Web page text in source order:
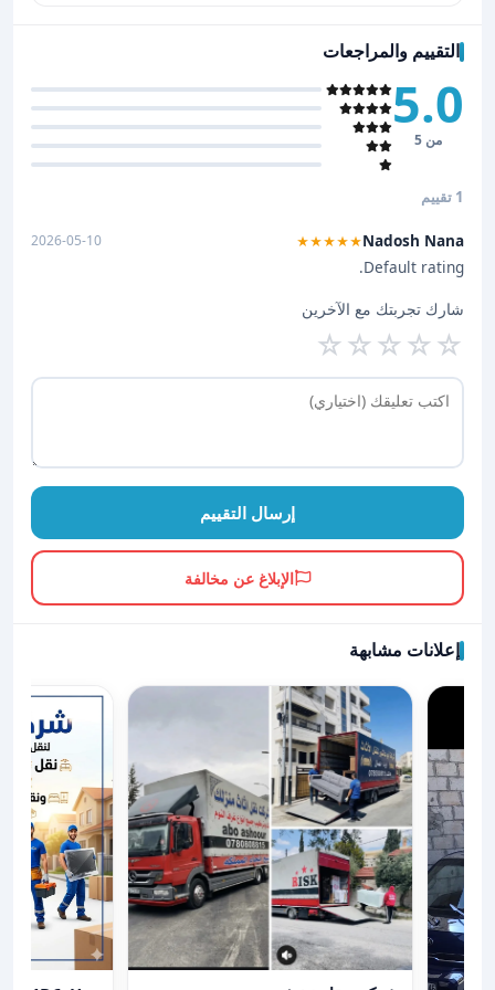
التقييم والمراجعات
5.0
من 5
1 تقييم
Nadosh Nana
★★★★★
2026-05-10
Default rating.
شارك تجربتك مع الآخرين
☆
☆
☆
☆
☆
إرسال التقييم
الإبلاغ عن مخالفة
إعلانات مشابهة
عرض تفاصيل شركت نقل عفش